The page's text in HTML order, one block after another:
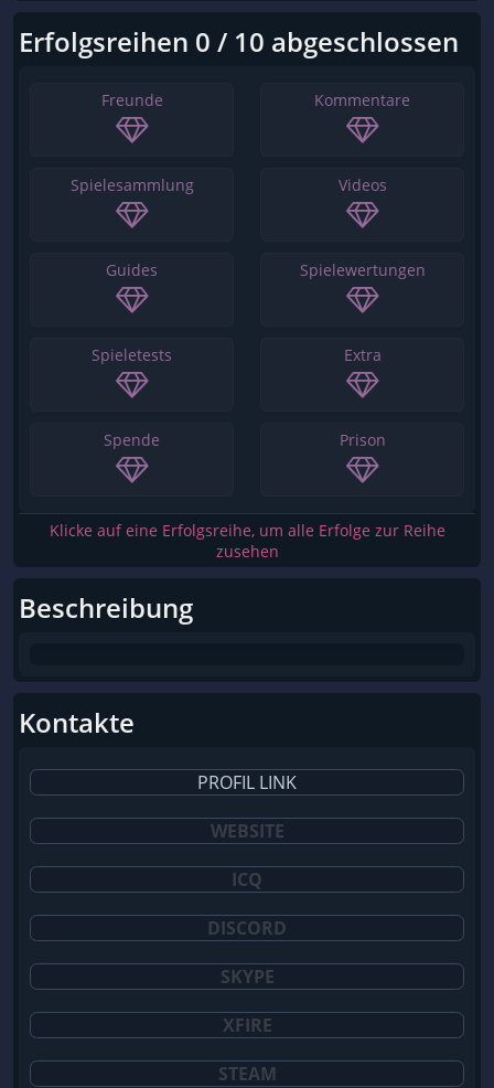
Erfolgsreihen 0 / 10 abgeschlossen
Freunde Kommentare
Spielesammlung Videos
Guides Spielewertungen
Spieletests Extra
Spende Prison
Klicke auf eine Erfolgsreihe, um alle Erfolge zur Reihe
zusehen
Beschreibung
Kontakte
PROFIL LINK
WEBSITE
ICQ
DISCORD
SKYPE
XFIRE
STEAM